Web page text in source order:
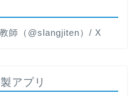
師（@slangjiten）/ X
アプリ